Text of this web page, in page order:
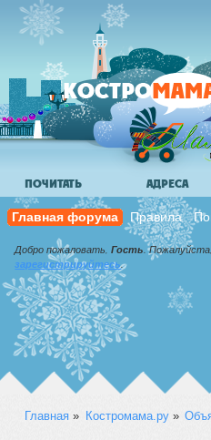
ПОЧИТАТЬ АДРЕСА
Главная форума Правила
Добро пожаловать,Гость. Пожалуйста,
зарегистрируйтесь.
Главная » Костромама.ру»